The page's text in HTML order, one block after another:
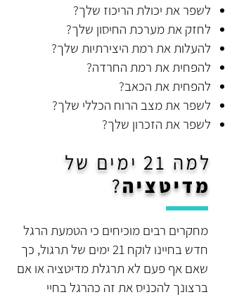
לשפר את יכולת הריכוז שלך?
לחזק את מערכת החיסון שלך?
להעלות את רמת היצירתיות שלך?
להפחית את רמת החרדה?
להפחית את הכאב?
לשפר את מצב הרוח הכללי שלך?
לשפר את הזכרון שלך?
למה 21 ימים של
מדיטציה?
מחקרים רבים מוכיחים כי הטמעת הרגל
חדש בחיינו לוקח 21 ימים של תרגול, כך
שאם אף פעם לא תרגלת מדיטציה או אם
ברצונך להכניס את זה כהרגל בחיי